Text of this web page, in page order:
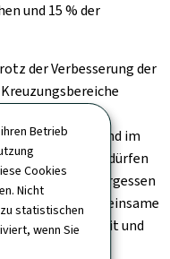
Betrieb
Cookies
Nicht
statistischen
wenn Sie
und 15 % der
der Verbesserung der
der
Folgen haben und im
dürfen
vergessen
ist eine gemeinsame
Wachsamkeit und
und